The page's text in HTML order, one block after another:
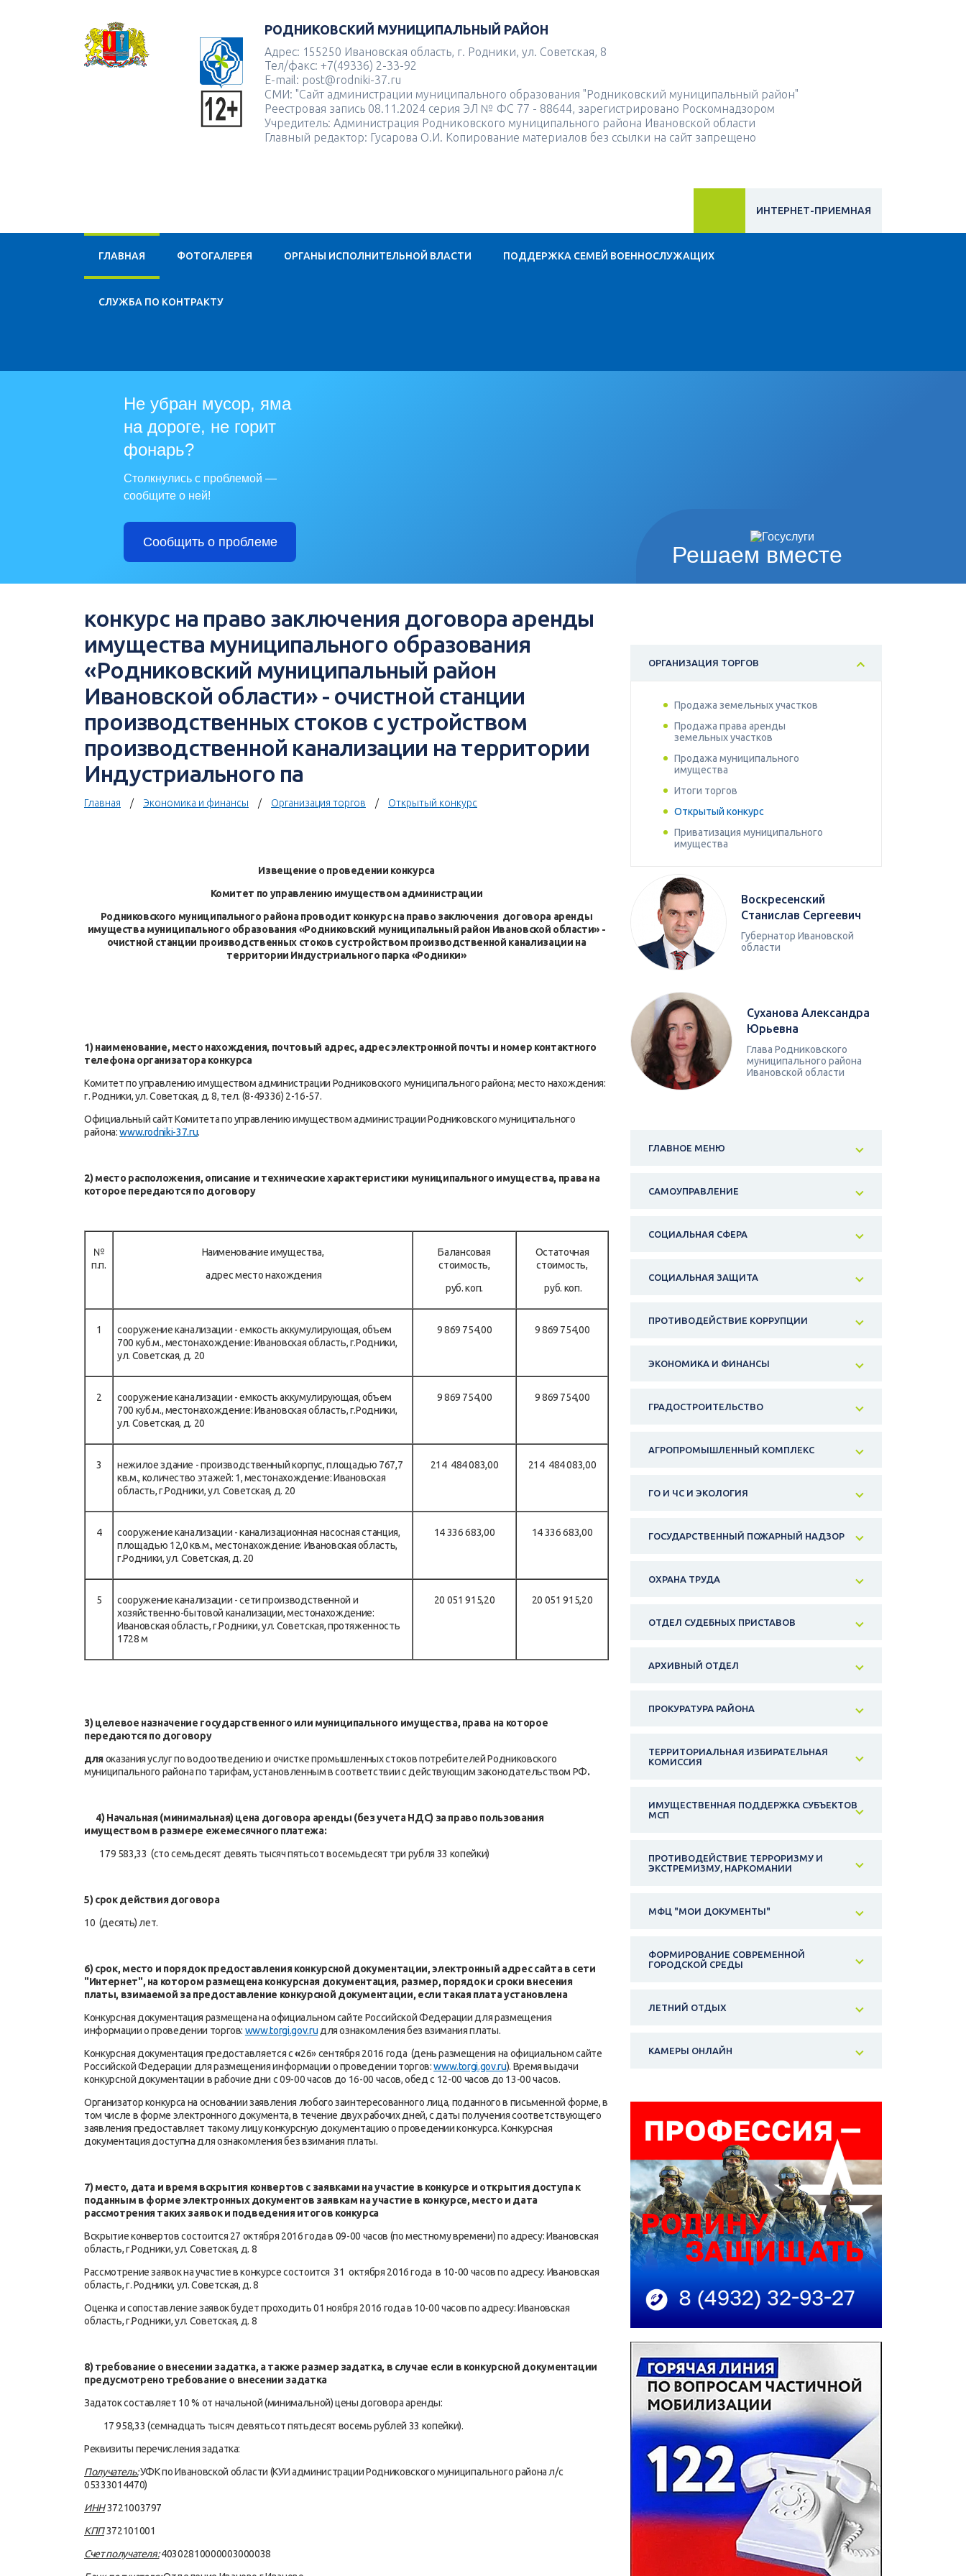
РОДНИКОВСКИЙ МУНИЦИПАЛЬНЫЙ РАЙОН
Адрес: 155250 Ивановская область, г. Родники, ул. Советская, 8
Тел/факс: +7(49336) 2-33-92
E-mail: post@rodniki-37.ru
СМИ: "Сайт администрации муниципального образования "Родниковский муниципальный район"
Реестровая запись 08.11.2024 серия ЭЛ № ФС 77 - 88644, зарегистрировано Роскомнадзором
Учредитель: Администрация Родниковского муниципального района Ивановской области
Главный редактор: Гусарова О.И. Копирование материалов без ссылки на сайт запрещено
ИНТЕРНЕТ-ПРИЕМНАЯ
ГЛАВНАЯ ФОТОГАЛЕРЕЯ ОРГАНЫ ИСПОЛНИТЕЛЬНОЙ ВЛАСТИ ПОДДЕРЖКА СЕМЕЙ ВОЕННОСЛУЖАЩИХ
CЛУЖБА ПО КОНТРАКТУ
Решаем вместе
Не убран мусор, яма
на дороге, не горит
фонарь?
Столкнулись с проблемой —
сообщите о ней!
Сообщить о проблеме
конкурс на право заключения договора аренды
имущества муниципального образования
«Родниковский муниципальный район
Ивановской области» - очистной станции
производственных стоков с устройством
производственной канализации на территории
Индустриального па
Главная Экономика и финансы Организация торгов Открытый конкурс
Извещение о проведении конкурса
Комитет по управлению имуществом администрации
Родниковского муниципального района проводит конкурс на право заключения договора аренды
имущества муниципального образования «Родниковский муниципальный район Ивановской области» -
очистной станции производственных стоков с устройством производственной канализации на
территории Индустриального парка «Родники»
1) наименование, место нахождения, почтовый адрес, адрес электронной почты и номер контактного
телефона организатора конкурса
Комитет по управлению имуществом администрации Родниковского муниципального района; место нахождения:
г. Родники, ул. Советская, д. 8, тел. (8-49336) 2-16-57.
Официальный сайт Комитета по управлению имуществом администрации Родниковского муниципального
района:www.rodniki-37.ru.
2) место расположения, описание и технические характеристики муниципального имущества, права на
которое передаются по договору
№
п.п.
Наименование имущества,
адрес место нахождения
Балансовая
стоимость,
руб. коп.
Остаточная
стоимость,
руб. коп.
1
сооружение канализации - емкость аккумулирующая, объем
700 куб.м., местонахождение: Ивановская область, г.Родники,
ул. Советская, д. 20
9 869 754,00 9 869 754,00
2
сооружение канализации - емкость аккумулирующая, объем
700 куб.м., местонахождение: Ивановская область, г.Родники,
ул. Советская, д. 20
9 869 754,00 9 869 754,00
3
нежилое здание - производственный корпус, площадью 767,7
кв.м., количество этажей: 1, местонахождение: Ивановская
область, г.Родники, ул. Советская, д. 20
214 484 083,00 214 484 083,00
4
сооружение канализации - канализационная насосная станция,
площадью 12,0 кв.м., местонахождение: Ивановская область,
г.Родники, ул. Советская, д. 20
14 336 683,00 14 336 683,00
5
сооружение канализации - сети производственной и
хозяйственно-бытовой канализации, местонахождение:
Ивановская область, г.Родники, ул. Советская, протяженность
1728 м
20 051 915,20 20 051 915,20
3) целевое назначение государственного или муниципального имущества, права на которое
передаются по договору
дляоказания услуг по водоотведению и очистке промышленных стоков потребителей Родниковского
муниципального района по тарифам, установленным в соответствии с действующим законодательством РФ.
4) Начальная (минимальная) цена договора аренды (без учета НДС) за право пользования
имуществом в размере ежемесячного платежа:
179 583,33 (сто семьдесят девять тысяч пятьсот восемьдесят три рубля 33 копейки)
5) срок действия договора
10 (десять) лет.
6) срок, место и порядок предоставления конкурсной документации, электронный адрес сайта в сети
"Интернет", на котором размещена конкурсная документация, размер, порядок и сроки внесения
платы, взимаемой за предоставление конкурсной документации, если такая плата установлена
Конкурсная документация размещена на официальном сайте Российской Федерации для размещения
информации о проведении торгов: www.torgi.gov.ruдля ознакомления без взимания платы.
Конкурсная документация предоставляется с«26» сентября 2016 года (день размещения на официальном сайте
Российской Федерации для размещения информации о проведении торгов:www.torgi.gov.ru). Время выдачи
конкурсной документации в рабочие дни с 09-00 часов до 16-00 часов, обед с 12-00 часов до 13-00 часов.
Организатор конкурса на основании заявления любого заинтересованного лица, поданного в письменной форме, в
том числе в форме электронного документа, в течение двух рабочих дней, с даты получения соответствующего
заявления предоставляет такому лицу конкурсную документацию о проведении конкурса. Конкурсная
документация доступна для ознакомления без взимания платы.
7) место, дата и время вскрытия конвертов с заявками на участие в конкурсе и открытия доступа к
поданным в форме электронных документов заявкам на участие в конкурсе, место и дата
рассмотрения таких заявок и подведения итогов конкурса
Вскрытие конвертов состоится 27 октября 2016 года в 09-00 часов (по местному времени) по адресу: Ивановская
область, г.Родники, ул. Советская, д. 8
Рассмотрение заявок на участие в конкурсе состоится 31 октября 2016 года в 10-00 часов по адресу: Ивановская
область, г. Родники, ул. Советская, д. 8
Оценка и сопоставление заявок будет проходить 01 ноября 2016 года в 10-00 часов по адресу: Ивановская
область, г.Родники, ул. Советская, д. 8
8) требование о внесении задатка, а также размер задатка, в случае если в конкурсной документации
предусмотрено требование о внесении задатка
Задаток составляет 10 % от начальной (минимальной) цены договора аренды:
17 958,33 (семнадцать тысяч девятьсот пятьдесят восемь рублей 33 копейки).
Реквизиты перечисления задатка:
Получатель:УФК по Ивановской области (КУИ администрации Родниковского муниципального района л/с
05333014470)
ИНН3721003797
КПП372101001
Счет получателя:40302810000003000038
ОРГАНИЗАЦИЯ ТОРГОВ
Продажа земельных участков
Продажа права аренды
земельных участков
Продажа муниципального
имущества
Итоги торгов
Открытый конкурс
Приватизация муниципального
имущества
Воскресенский
Станислав Сергеевич
Губернатор Ивановской
области
Суханова Александра
Юрьевна
Глава Родниковского
муниципального района
Ивановской области
ГЛАВНОЕ МЕНЮ
САМОУПРАВЛЕНИЕ
СОЦИАЛЬНАЯ СФЕРА
СОЦИАЛЬНАЯ ЗАЩИТА
ПРОТИВОДЕЙСТВИЕ КОРРУПЦИИ
ЭКОНОМИКА И ФИНАНСЫ
ГРАДОСТРОИТЕЛЬСТВО
АГРОПРОМЫШЛЕННЫЙ КОМПЛЕКС
ГО И ЧС И ЭКОЛОГИЯ
ГОСУДАРСТВЕННЫЙ ПОЖАРНЫЙ НАДЗОР
ОХРАНА ТРУДА
ОТДЕЛ СУДЕБНЫХ ПРИСТАВОВ
АРХИВНЫЙ ОТДЕЛ
ПРОКУРАТУРА РАЙОНА
ТЕРРИТОРИАЛЬНАЯ ИЗБИРАТЕЛЬНАЯ
КОМИССИЯ
ИМУЩЕСТВЕННАЯ ПОДДЕРЖКА СУБЪЕКТОВ
МСП
ПРОТИВОДЕЙСТВИЕ ТЕРРОРИЗМУ И
ЭКСТРЕМИЗМУ, НАРКОМАНИИ
МФЦ "МОИ ДОКУМЕНТЫ"
ФОРМИРОВАНИЕ СОВРЕМЕННОЙ
ГОРОДСКОЙ СРЕДЫ
ЛЕТНИЙ ОТДЫХ
КАМЕРЫ ОНЛАЙН